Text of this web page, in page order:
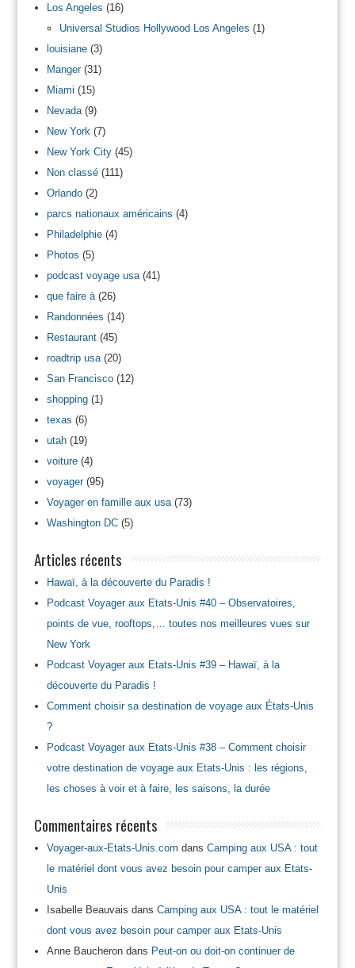
Los Angeles (16)
Universal Studios Hollywood Los Angeles (1)
louisiane(3)
Manger(31)
Miami (15)
Nevada(9)
New York (7)
New York City(45)
Non classé(111)
Orlando(2)
parcs nationaux américains (4)
Philadelphie(4)
Photos (5)
podcast voyage usa(41)
que faire à(26)
Randonnées (14)
Restaurant(45)
roadtrip usa(20)
San Francisco(12)
shopping(1)
texas (6)
utah(19)
voiture(4)
voyager(95)
Voyager en famille aux usa(73)
Washington DC(5)
Articles récents
Hawaï, à la découverte du Paradis !
Podcast Voyager aux Etats-Unis #40 – Observatoires,
points de vue, rooftops,… toutes nos meilleures vues sur
New York
Podcast Voyager aux Etats-Unis #39 – Hawaï, à la
découverte du Paradis !
Comment choisir sa destination de voyage aux États-Unis
?
Podcast Voyager aux Etats-Unis #38 – Comment choisir
votre destination de voyage aux Etats-Unis : les régions,
les choses à voir et à faire, les saisons, la durée
Commentaires récents
Voyager-aux-Etats-Unis.com dans Camping aux USA : tout
le matériel dont vous avez besoin pour camper aux Etats-
Unis
Isabelle Beauvais dans Camping aux USA : tout le matériel
dont vous avez besoin pour camper aux Etats-Unis
Anne Baucherondans Peut-on ou doit-on continuer de